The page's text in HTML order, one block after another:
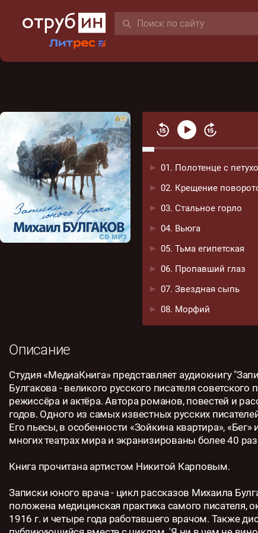
01. Полотенце с
02. Крещение
03. Стальное горло
04. Вьюга
05. Тьма египетская
06. Пропавший глаз
07. Звездная сыпь
08. Морфий
Описание
Студия «МедиаКнига» представляет аудиокнигу
Булгакова - великого русского писателя
режиссёра и актёра. Автора романов, повестей и
годов. Одного из самых известных русских
Его пьесы, в особенности «Зойкина квартира»,
многих театрах мира и экранизированы более 40
Книга прочитана артистом Никитой Карповым.
Записки юного врача - цикл рассказов Михаила
положена медицинская практика самого писателя,
1916 г. и четыре года работавшего врачом. Также